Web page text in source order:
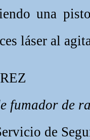
una
láser al
fumador de
de